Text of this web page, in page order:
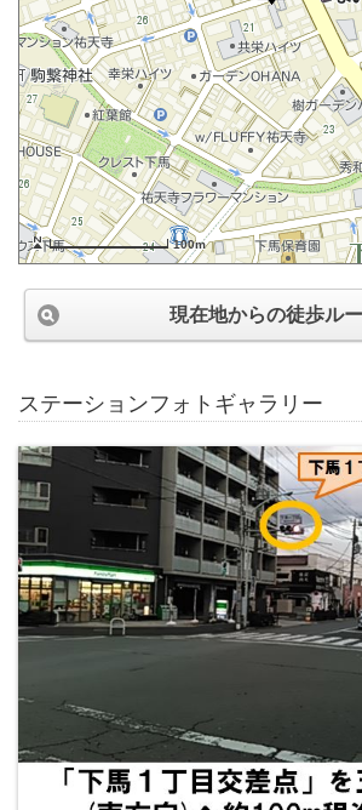
100m
現在地からの徒歩ル
ステーションフォトギャラリー